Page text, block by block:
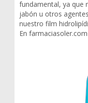
fundamental, ya que
jabón u otros
nuestro film
En